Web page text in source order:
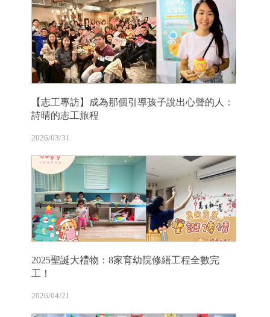
【志工專訪】成為那個引導孩子說出心聲的人：
詩晴的志工旅程
2026/03/31
2025聖誕大禮物：8家育幼院修繕工程全數完
工！
2026/04/21